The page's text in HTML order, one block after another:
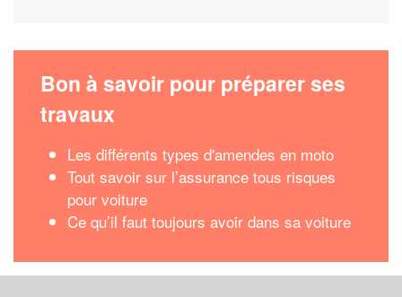
Bon à savoir pour préparer ses
travaux
Les différents types d'amendes en moto
Tout savoir sur l’assurance tous risques
pour voiture
Ce qu’il faut toujours avoir dans sa voiture